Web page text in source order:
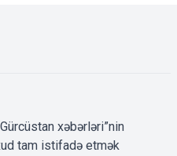
xəbərləri”nin
tam istifadə etmək